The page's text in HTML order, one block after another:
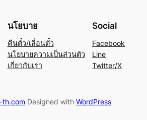
นโยบาย
คืนตั๋ว/เลื่อนตั๋ว
นโยบายความเป็นส่วนตัว
เกี่ยวกับเรา
Social
Facebook
Line
Twitter/X
th.comDesigned with WordPress